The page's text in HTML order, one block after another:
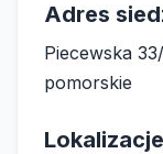
Adres
Piecewska
pomorskie